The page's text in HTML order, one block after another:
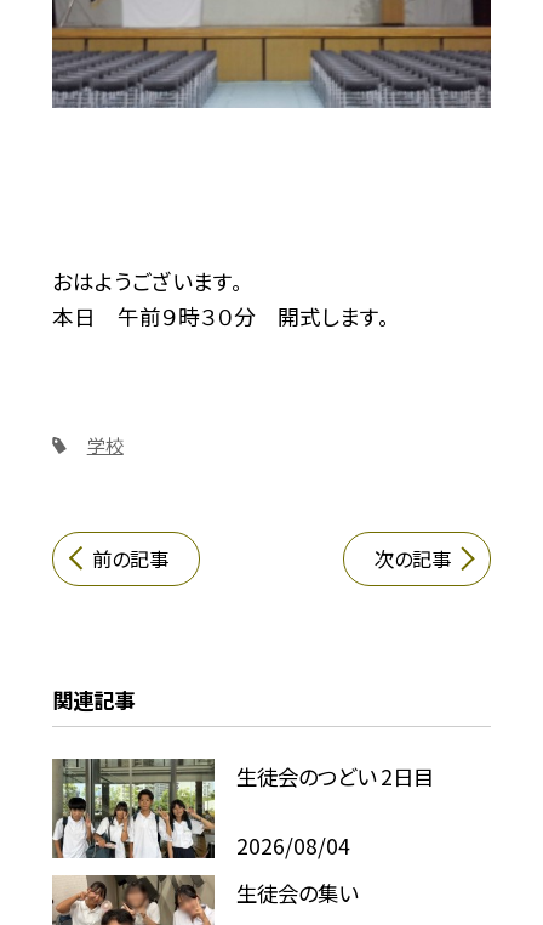
おはようございます。
本日 午前９時３０分 開式します。
学校
前の記事 次の記事
関連記事
生徒会のつどい 2日目
2026/08/04
生徒会の集い